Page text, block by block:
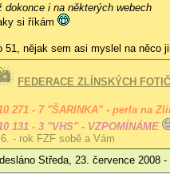
dokonce i na některých webech
si říkám
51, nějak sem asi myslel na něco
FEDERACE ZLÍNSKÝCH
271 - 7 "ŠARINKA" - perla na
131 - 3 "VHS" - VZPOMÍNÁME
- rok FZF sobě a Vám
Středa, 23. července 2008 -